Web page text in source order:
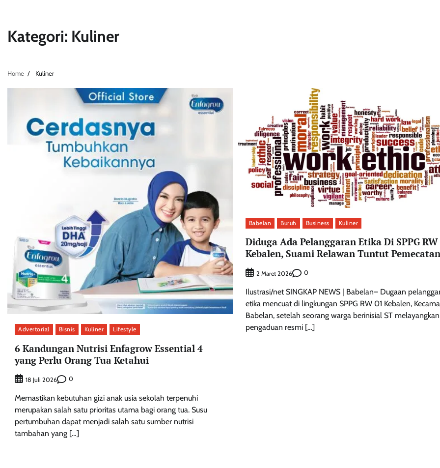
Kategori: Kuliner
Home Kuliner
Advertorial Bisnis Kuliner Lifestyle
6 Kandungan Nutrisi Enfagrow Essential 4
yang Perlu Orang Tua Ketahui
18 Juli 2026 0
Memastikan kebutuhan gizi anak usia sekolah terpenuhi
merupakan salah satu prioritas utama bagi orang tua. Susu
pertumbuhan dapat menjadi salah satu sumber nutrisi
tambahan yang […]
Babelan Buruh Business Kuliner
Diduga Ada Pelanggaran Etika Di SPPG
Kebalen, Suami Relawan Tuntut Pemecatan
2 Maret 2026 0
Ilustrasi/net SINGKAP NEWS | Babelan– Dugaan
etika mencuat di lingkungan SPPG RW 01 Kebalen,
Babelan, setelah seorang warga berinisial ST melayangkan
pengaduan resmi […]